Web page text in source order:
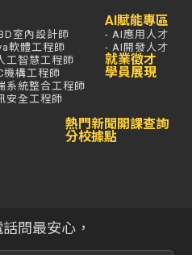
室內設計師
軟體工程師
工智慧工程師
機構工程師
系統整合工程師
安全工程師
AI賦能專區
- AI應用人才
- AI開發人才
就業徵才
學員展現
熱門新聞
分校據點
開課查詢
問最安心，